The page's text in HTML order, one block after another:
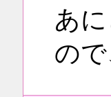
あ
の